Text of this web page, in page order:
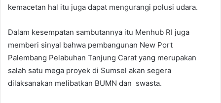
kemacetan hal itu juga dapat mengurangi polusi udara.
Dalam kesempatan sambutannya itu Menhub RI juga
memberi sinyal bahwa pembangunan New Port
Palembang Pelabuhan Tanjung Carat yang merupakan
salah satu mega proyek di Sumsel akan segera
dilaksanakan melibatkan BUMN dan swasta.